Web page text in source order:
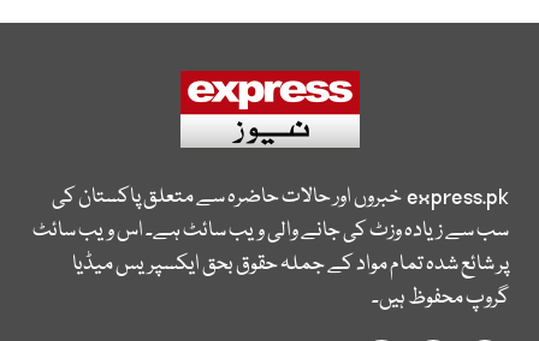
express.pkخبروں اور حالات حاضرہ سے متعلق پاکستان کی
سب سے زیادہ وزٹ کی جانے والی ویب سائٹ ہے۔ اس ویب سائٹ
پر شائع شدہ تمام مواد کے جملہ حقوق بحق ایکسپریس میڈیا
گروپ محفوظ ہیں۔